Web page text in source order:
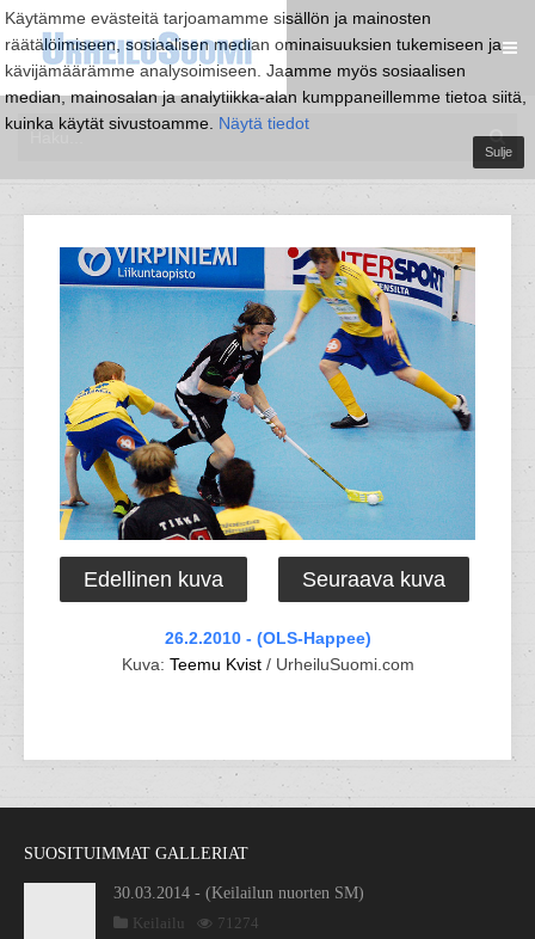
Käytämme evästeitä tarjoamamme sisällön ja mainosten
räätälöimiseen, sosiaalisen median ominaisuuksien tukemiseen ja
kävijämäärämme analysoimiseen. Jaamme myös sosiaalisen
median, mainosalan ja analytiikka-alan kumppaneillemme tietoa siitä,
kuinka käytät sivustoamme. Näytä tiedot
Sulje
Edellinen kuva Seuraava kuva
26.2.2010 - (OLS-Happee)
Kuva: Teemu Kvist/ UrheiluSuomi.com
SUOSITUIMMAT GALLERIAT
30.03.2014 - (Keilailun nuorten SM)
Keilailu
71274